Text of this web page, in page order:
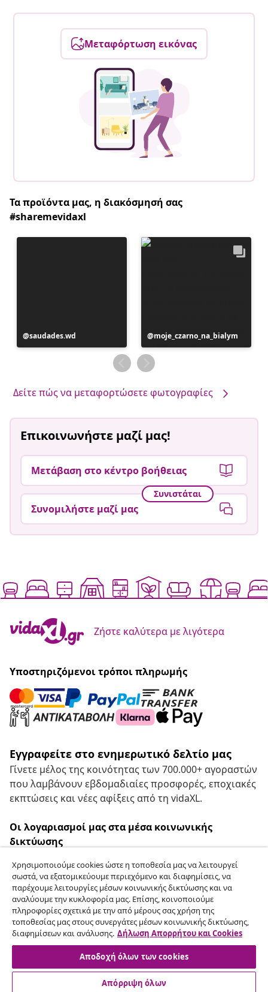
Μεταφόρτωση εικόνας
Τα προϊόντα μας, η διακόσμησή σας
#sharemevidaxl
Η
ανάρτηση
saudades.wd
Η
ανάρτηση
δημοσιεύθηκε
από
moje_czarno_na_bialym
Δείτε πώς να μεταφορτώσετε φωτογραφίες
Επικοινωνήστε μαζί μας!
Μετάβαση στο κέντρο βοήθειας
Συνιστάται
Συνομιλήστε μαζί μας
Ζήστε καλύτερα με λιγότερα
Υποστηριζόμενοι τρόποι πληρωμής
Εγγραφείτε στο ενημερωτικό δελτίο μας
Γίνετε μέλος της κοινότητας των 700.000+ αγοραστών
που λαμβάνουν εβδομαδιαίες προσφορές, εποχιακές
εκπτώσεις και νέες αφίξεις από τη vidaXL.
Οι λογαριασμοί μας στα μέσα κοινωνικής
δικτύωσης
Υπαναχώρηση από τη σύμβαση
Υποβάλετε αίτημα υπαναχώρησης για την
παραγγελία σας.
Υπαναχώρηση από τη σύμβαση
Χρησιμοποιούμε cookies ώστε η τοποθεσία μας να λειτουργεί
σωστά, να εξατομικεύουμε περιεχόμενο και διαφημίσεις, να
παρέχουμε λειτουργίες μέσων κοινωνικής δικτύωσης και να
αναλύουμε την κυκλοφορία μας. Επίσης, κοινοποιούμε
πληροφορίες σχετικά με την από μέρους σας χρήση της
τοποθεσίας μας στους συνεργάτες μέσων κοινωνικής δικτύωσης,
διαφημίσεων και ανάλυσης. Δήλωση Απορρήτου και Cookies
Αποδοχή όλων των cookies
Απόρριψη όλων